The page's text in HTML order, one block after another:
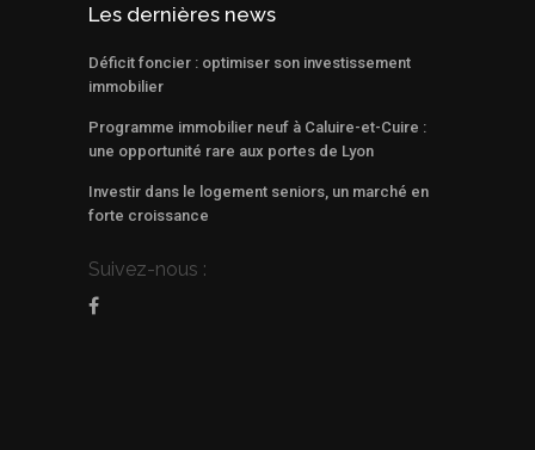
Les dernières news
Déficit foncier : optimiser son investissement
immobilier
Programme immobilier neuf à Caluire-et-Cuire :
une opportunité rare aux portes de Lyon
Investir dans le logement seniors, un marché en
forte croissance
Suivez-nous :